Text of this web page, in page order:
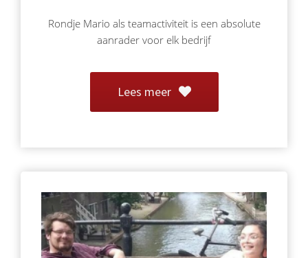
Rondje Mario als teamactiviteit is een absolute
aanrader voor elk bedrijf
Lees meer